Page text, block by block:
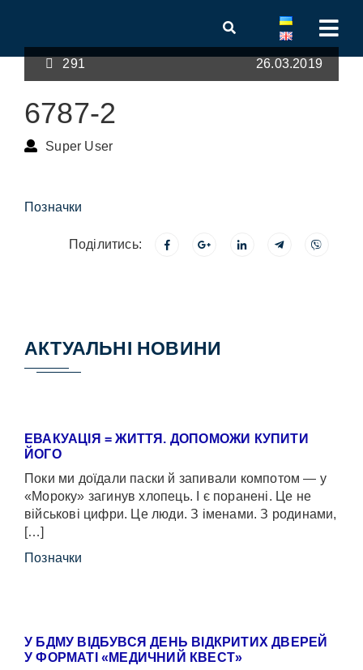
291 26.03.2019
6787-2
Super User
Позначки
Поділитись:
АКТУАЛЬНІ НОВИНИ
ЕВАКУАЦІЯ = ЖИТТЯ. ДОПОМОЖИ КУПИТИ
ЙОГО
Поки ми доїдали паски й запивали компотом — у
«Мороку» загинув хлопець. І є поранені. Це не
військові цифри. Це люди. З іменами. З родинами,
[…]
Позначки
У БДМУ ВІДБУВСЯ ДЕНЬ ВІДКРИТИХ ДВЕРЕЙ
У ФОРМАТІ «МЕДИЧНИЙ КВЕСТ»